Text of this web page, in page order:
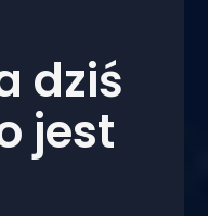
dziś
jest